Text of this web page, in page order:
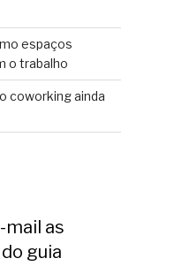
espaços
o trabalho
coworking ainda
mail as
guia